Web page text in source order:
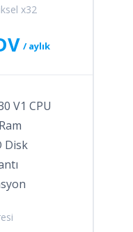
x32
/ aylık
V1 CPU
Disk